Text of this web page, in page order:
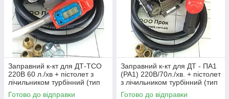
Заправний к-кт для ДТ-ТСО
220В 60 л./хв + пістолет з
лічильником турбінний (тип
ВЛ)
Готово до відправки
Заправний к-кт для ДТ - ПА1
(PA1) 220В/70л./хв. + пістолет
з лічильником турбінний (тип
ВЛ)
Готово до відправки